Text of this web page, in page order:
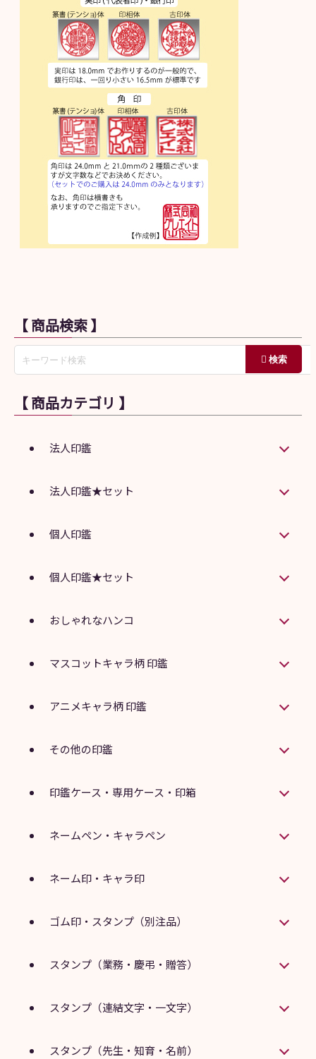
【 商品検索 】
【 商品カテゴリ 】
法人印鑑
法人印鑑★セット
個人印鑑
個人印鑑★セット
おしゃれなハンコ
マスコットキャラ柄 印鑑
アニメキャラ柄 印鑑
その他の印鑑
印鑑ケース・専用ケース・印箱
ネームペン・キャラペン
ネーム印・キャラ印
ゴム印・スタンプ（別注品）
スタンプ（業務・慶弔・贈答）
スタンプ（連結文字・一文字）
スタンプ（先生・知育・名前）